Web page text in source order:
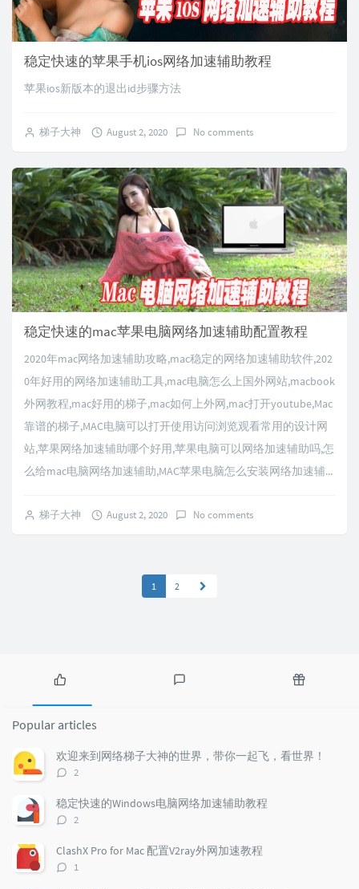
稳定快速的苹果手机ios网络加速辅助教程
苹果ios新版本的退出id步骤方法
梯子大神 August 2, 2020 No comments
稳定快速的mac苹果电脑网络加速辅助配置教程
2020年mac网络加速辅助攻略,mac稳定的网络加速辅助软件,202
0年好用的网络加速辅助工具,mac电脑怎么上国外网站,macbook
外网教程,mac好用的梯子,mac如何上外网,mac打开youtube,Mac
靠谱的梯子,MAC电脑可以打开使用访问浏览观看常用的设计网
站,苹果网络加速辅助哪个好用,苹果电脑可以网络加速辅助吗,怎
么给mac电脑网络加速辅助,MAC苹果电脑怎么安装网络加速辅...
梯子大神 August 2, 2020 No comments
1 2
P
p
u
l
a
r
a
r
t
i
e
s
c
o
m
d
o
Popular articles
欢迎来到网络梯子大神的世界，带你一起飞，看世界！
评
数：
2
稳定快速的Windows电脑网络加速辅助教程
评
数：
2
ClashX Pro for Mac 配置V2ray外网加速教程
评1